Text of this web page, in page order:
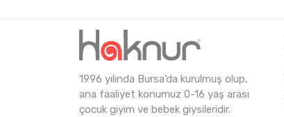
ADET
1996 yılında Bursa'da kurulmuş olup,
ana faaliyet konumuz 0-16 yaş arası
çocuk giyim ve bebek giysileridir.